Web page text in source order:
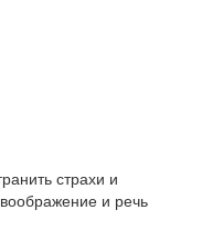
страхи и
и речь